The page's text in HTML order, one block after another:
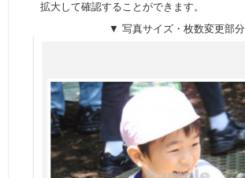
拡大して確認することができます。
▼ 写真サイズ・枚数変更部分